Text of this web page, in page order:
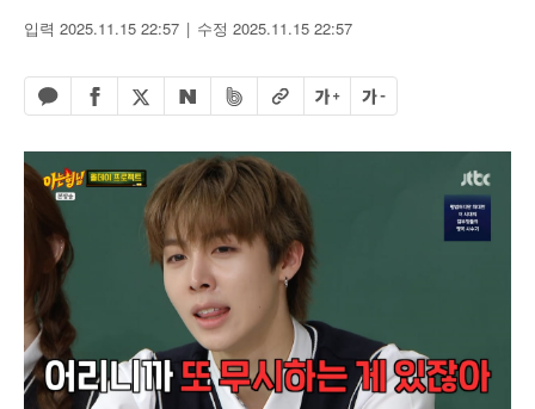
입력 2025.11.15 22:57 수정 2025.11.15 22:57
카카오톡 공유하기
페이스북 공유하기
엑스 공유하기
네이버 공유하기
밴드 공유하기
URL복사글자 크게글자 작게